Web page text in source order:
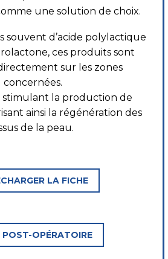
une solution de choix.
souvent d’acide polylactique
ces produits sont
sur les zones
concernées.
stimulant la production de
ainsi la régénération des
de la peau.
LA FICHE
POST-OPÉRATOIRE